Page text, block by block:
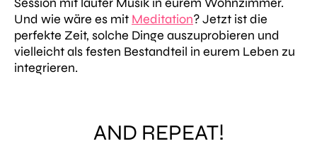
Und wie wäre es mit Meditation? Jetzt ist die
perfekte Zeit, solche Dinge auszuprobieren und
vielleicht als festen Bestandteil in eurem Leben zu
integrieren.
AND REPEAT!